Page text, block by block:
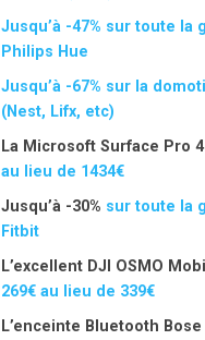
Jusqu’à -47% sur toute la
Philips Hue
Jusqu’à -67% sur la
(Nest, Lifx, etc)
La Microsoft Surface Pro 4
au lieu de 1434€
Jusqu’à -30% sur toute la
Fitbit
L’excellent DJI OSMO
269€ au lieu de 339€
L’enceinte Bluetooth Bose